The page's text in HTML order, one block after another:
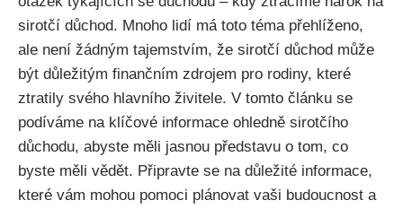
sirotčí důchod. Mnoho lidí má toto téma přehlíženo,
ale není žádným tajemstvím, že sirotčí důchod může
být důležitým finančním zdrojem pro rodiny, které
ztratily svého hlavního živitele. V tomto článku se
podíváme na klíčové informace ohledně sirotčího
důchodu, abyste měli jasnou představu o tom, co
byste měli vědět. Připravte se na důležité informace,
které vám mohou pomoci plánovat vaši budoucnost a